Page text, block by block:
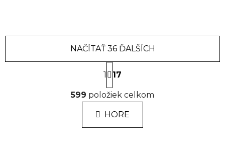
O
v
l
á
d
NAČÍTAŤ 36 ĎALŠÍCH
S
t
r
á
n
k
1 17
599 položiek celkom
HORE